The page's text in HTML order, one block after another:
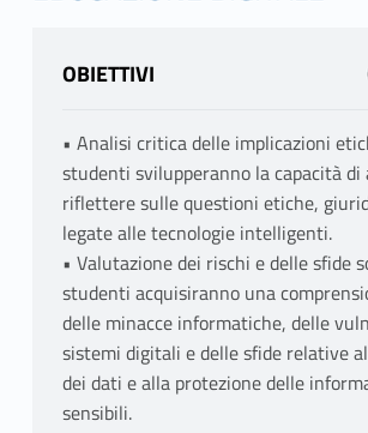
OBIETTIVI
• Analisi critica delle implicazioni
studenti svilupperanno la capacità di
riflettere sulle questioni etiche,
legate alle tecnologie intelligenti.
• Valutazione dei rischi e delle sfide
studenti acquisiranno una
delle minacce informatiche, delle
sistemi digitali e delle sfide relative
dei dati e alla protezione delle
sensibili.